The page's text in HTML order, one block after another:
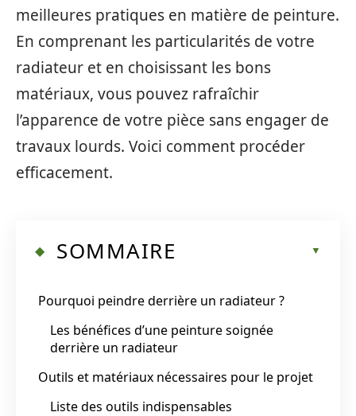
meilleures pratiques en matière de peinture.
En comprenant les particularités de votre
radiateur et en choisissant les bons
matériaux, vous pouvez rafraîchir
l’apparence de votre pièce sans engager de
travaux lourds. Voici comment procéder
efficacement.
SOMMAIRE
Pourquoi peindre derrière un radiateur ?
Les bénéfices d’une peinture soignée
derrière un radiateur
Outils et matériaux nécessaires pour le projet
Liste des outils indispensables